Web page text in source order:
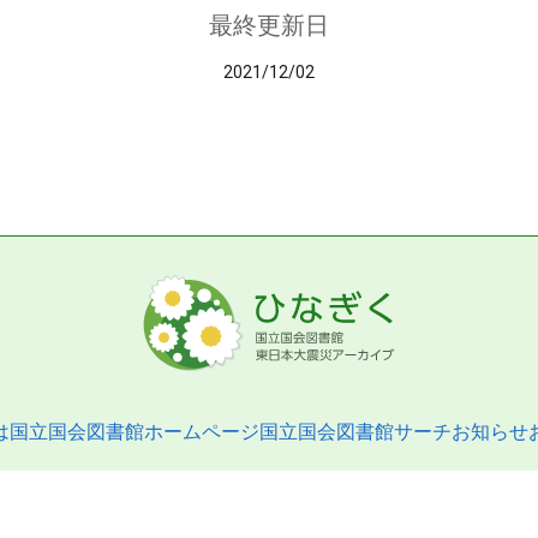
最終更新日
2021/12/02
国立国会図書館ホームページ国立国会図書館サーチお知らせ